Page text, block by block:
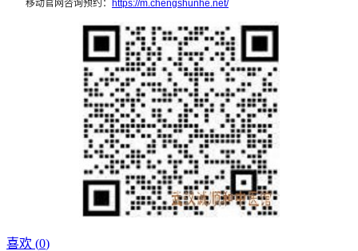
移动官网咨询预约： https://m.chengshunhe.net/
喜欢 (0)